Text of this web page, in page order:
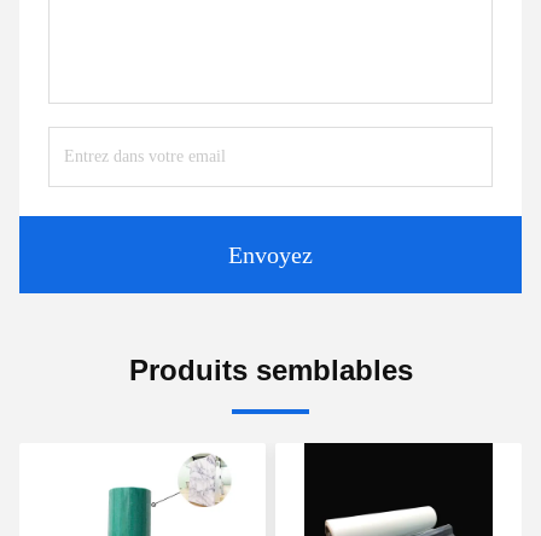
Envoyez
Produits semblables